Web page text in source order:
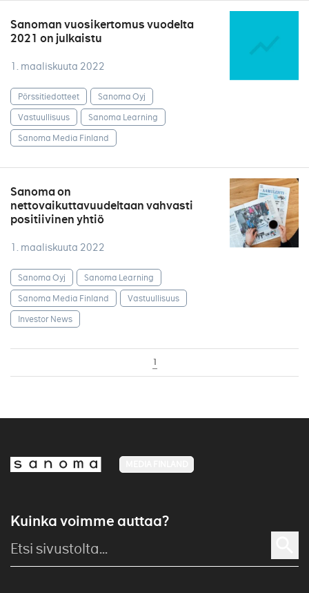
Sanoman vuosikertomus vuodelta
2021 on julkaistu
1. maaliskuuta 2022
Pörssitiedotteet
Sanoma Oyj
Vastuullisuus
Sanoma Learning
Sanoma Media Finland
Sanoma on
nettovaikuttavuudeltaan vahvasti
positiivinen yhtiö
1. maaliskuuta 2022
Sanoma Oyj
Sanoma Learning
Sanoma Media Finland
Vastuullisuus
Investor News
1
Kuinka voimme auttaa?